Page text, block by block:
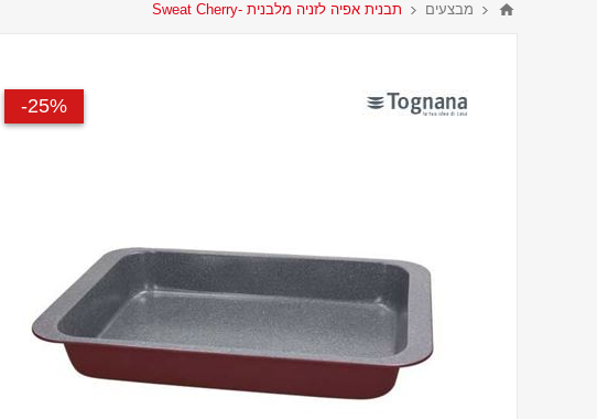
מבצעים תבנית אפיה לזניה מלבנית -Sweat Cherry
25%-